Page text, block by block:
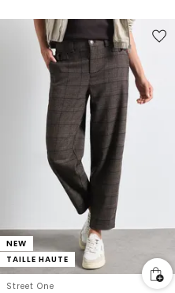
NEW
TAILLE HAUTE
Street One